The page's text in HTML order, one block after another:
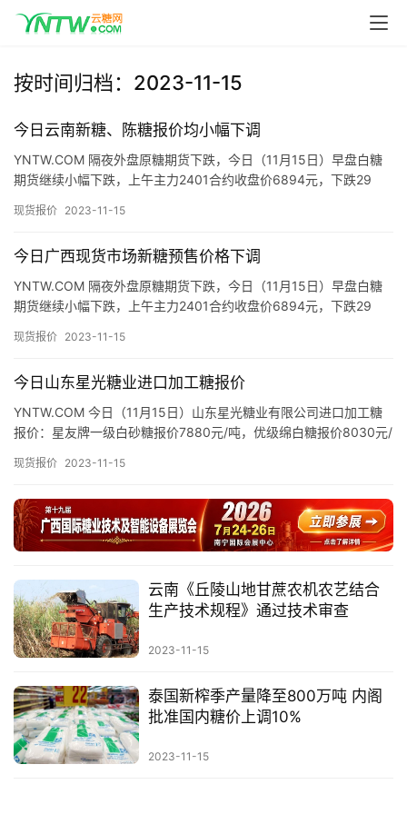
首
云
糖
公
众
号
货
报
价
专
题
地
区
频
道
产
业
按时间归档：2023-11-15
今日云南新糖、陈糖报价均小幅下调
YNTW.COM 隔夜外盘原糖期货下跌，今日（11月15日）早盘白糖
期货继续小幅下跌，上午主力2401合约收盘价6894元，下跌29
现货报价 2023-11-15
今日广西现货市场新糖预售价格下调
YNTW.COM 隔夜外盘原糖期货下跌，今日（11月15日）早盘白糖
期货继续小幅下跌，上午主力2401合约收盘价6894元，下跌29
现货报价 2023-11-15
今日山东星光糖业进口加工糖报价
YNTW.COM 今日（11月15日）山东星光糖业有限公司进口加工糖
报价：星友牌一级白砂糖报价7880元/吨，优级绵白糖报价8030元/
现货报价 2023-11-15
云南《丘陵山地甘蔗农机农艺结合
生产技术规程》通过技术审查
2023-11-15
泰国新榨季产量降至800万吨 内阁
批准国内糖价上调10%
2023-11-15